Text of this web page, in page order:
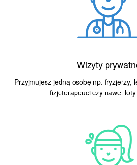
Wizyty
Przyjmujesz jedną osobę np. fryzjerzy,
fizjoterapeuci czy nawet